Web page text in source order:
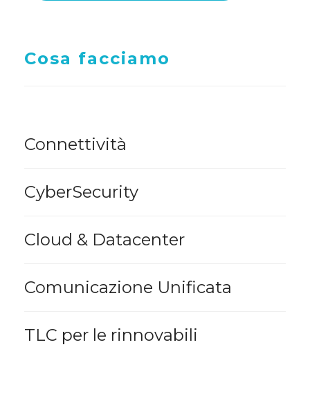
Cosa facciamo
Connettività
CyberSecurity
Cloud & Datacenter
Comunicazione Unificata
TLC per le rinnovabili